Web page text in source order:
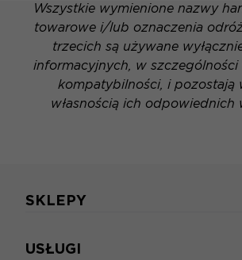
Wszystkie wymienione nazwy
towarowe i/lub oznaczenia
trzecich są używane
informacyjnych, w szczególności
kompatybilności, i pozostają
własnością ich odpowiednich
SKLEPY
USŁUGI